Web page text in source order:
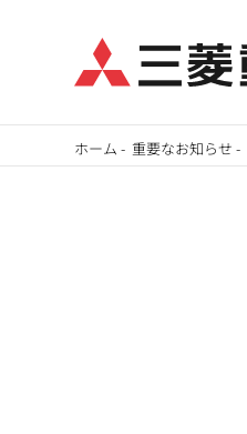
イ
ホーム -重要なお知らせ -